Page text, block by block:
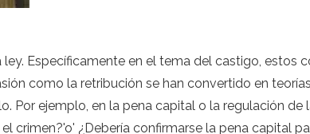
Específicamente en el tema del castigo, estos
como la retribución se han convertido en teorías
Por ejemplo, en la pena capital o la regulación de
crimen?'o' ¿Debería confirmarse la pena capital